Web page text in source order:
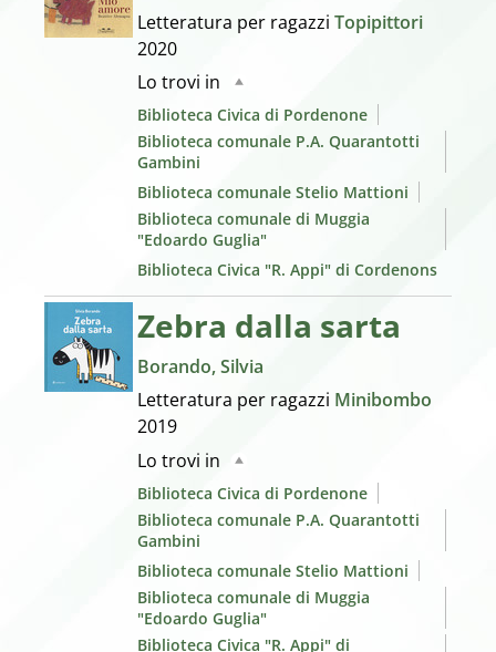
Letteratura per ragazziTopipittori
2020
Lo trovi in
Biblioteca Civica di Pordenone
Biblioteca comunale P.A. Quarantotti
Gambini
Biblioteca comunale Stelio Mattioni
Biblioteca comunale di Muggia
"Edoardo Guglia"
Biblioteca Civica "R. Appi" di Cordenons
Zebra dalla sarta
Borando, Silvia
Letteratura per ragazzi Minibombo
2019
Lo trovi in
Biblioteca Civica di Pordenone
Biblioteca comunale P.A. Quarantotti
Gambini
Biblioteca comunale Stelio Mattioni
Biblioteca comunale di Muggia
"Edoardo Guglia"
Biblioteca Civica "R. Appi" di